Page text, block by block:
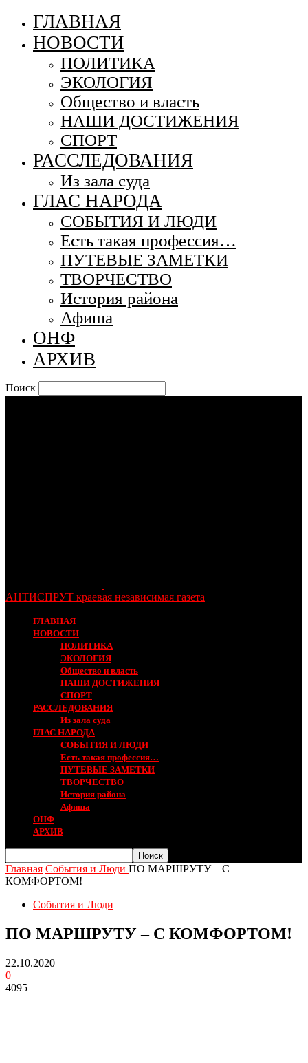
ГЛАВНАЯ
НОВОСТИ
ПОЛИТИКА
ЭКОЛОГИЯ
Общество и власть
НАШИ ДОСТИЖЕНИЯ
СПОРТ
РАССЛЕДОВАНИЯ
Из зала суда
ГЛАС НАРОДА
СОБЫТИЯ И ЛЮДИ
Есть такая профессия…
ПУТЕВЫЕ ЗАМЕТКИ
ТВОРЧЕСТВО
История района
Афиша
ОНФ
АРХИВ
Поиск
АНТИСПРУТ краевая независимая газета
ГЛАВНАЯ
НОВОСТИ
ПОЛИТИКА
ЭКОЛОГИЯ
Общество и власть
НАШИ ДОСТИЖЕНИЯ
СПОРТ
РАССЛЕДОВАНИЯ
Из зала суда
ГЛАС НАРОДА
СОБЫТИЯ И ЛЮДИ
Есть такая профессия…
ПУТЕВЫЕ ЗАМЕТКИ
ТВОРЧЕСТВО
История района
Афиша
ОНФ
АРХИВ
Главная События и Люди ПО МАРШРУТУ – С
КОМФОРТОМ!
События и Люди
ПО МАРШРУТУ – С КОМФОРТОМ!
22.10.2020
0
4095